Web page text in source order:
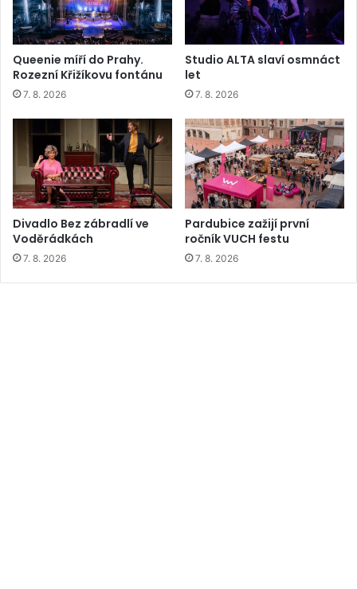
Queenie míří do Prahy.
Rozezní Křižíkovu fontánu
7. 8. 2026
Studio ALTA slaví osmnáct
let
7. 8. 2026
Divadlo Bez zábradlí ve
Voděrádkách
7. 8. 2026
Pardubice zažijí první
ročník VUCH festu
7. 8. 2026